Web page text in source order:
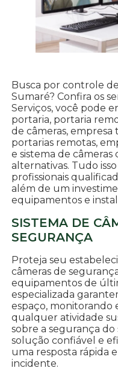
Busca por controle
Sumaré? Confira os
Serviços, você pode
portaria, portaria
de câmeras,
portarias remotas,
e sistema de
alternativas. Tudo
profissionais
além de um
equipamentos e
SISTEMA DE
SEGURANÇA
Proteja seu
câmeras de
equipamentos de
especializada
espaço, monitorando
qualquer atividade
sobre a segurança do
solução confiável e
uma resposta rápida
incidente.